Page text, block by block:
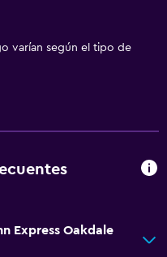
silla de ruedas
varían según el tipo de
Express Oakdale